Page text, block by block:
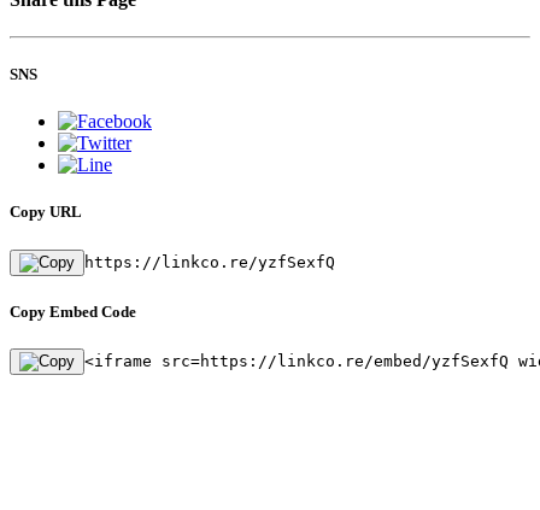
SNS
Copy URL
https://linkco.re/yzfSexfQ
Copy Embed Code
<iframe src=https://linkco.re/embed/yzfSexfQ